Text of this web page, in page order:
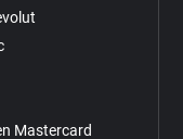
Mastercard